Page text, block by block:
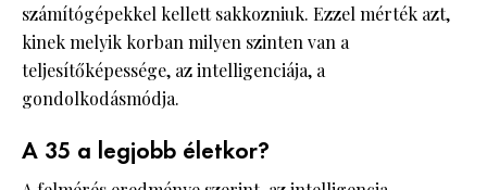
számítógépekkel kellett sakkozniuk. Ezzel mérték azt,
kinek melyik korban milyen szinten van a
teljesítőképessége, az intelligenciája, a
gondolkodásmódja.
A 35 a legjobb életkor?